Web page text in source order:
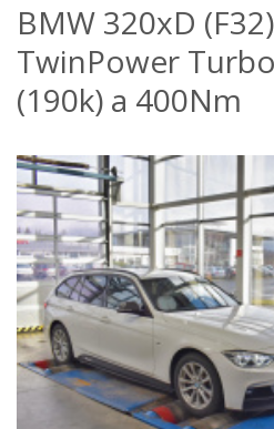
BMW 320xD
TwinPower
(190k) a 400Nm